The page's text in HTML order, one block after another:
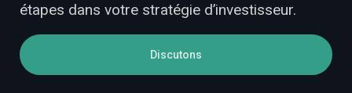
étapes dans votre stratégie d’investisseur.
Discutons